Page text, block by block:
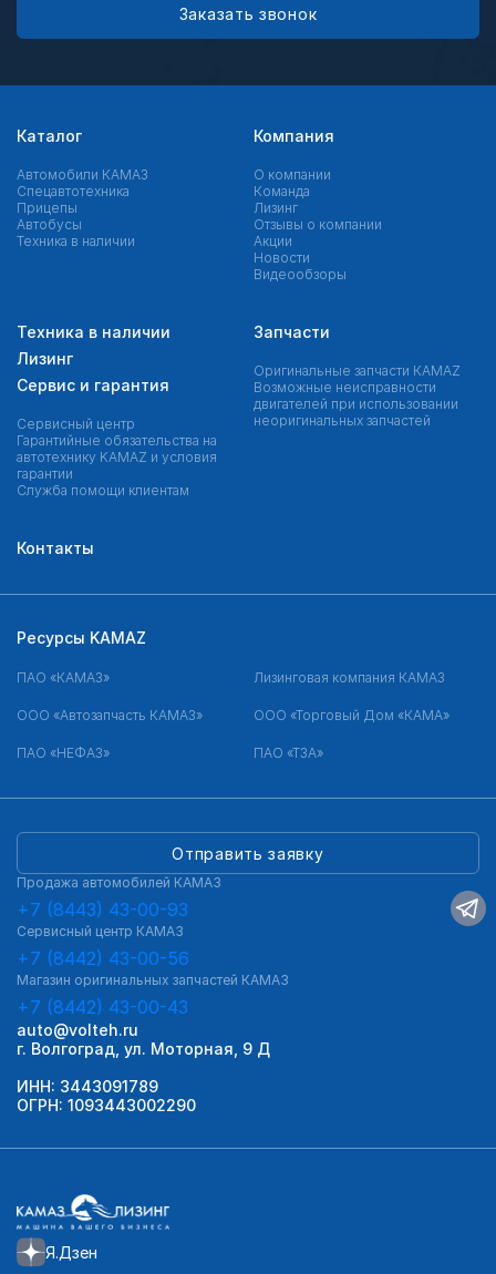
Заказать звонок
Каталог
Автомобили КАМАЗ
Спецавтотехника
Прицепы
Автобусы
Техника в наличии
Компания
О компании
Команда
Лизинг
Отзывы о компании
Акции
Новости
Видеообзоры
Техника в наличии
Лизинг
Сервис и гарантия
Сервисный центр
Гарантийные обязательства на
автотехнику KAMAZ и условия
гарантии
Служба помощи клиентам
Запчасти
Оригинальные запчасти КAMAZ
Возможные неисправности
двигателей при использовании
неоригинальных запчастей
Контакты
Я.Дзен
Отправить заявку
Продажа автомобилей КАМАЗ
+7 (8443) 43-00-93
Сервисный центр КАМАЗ
+7 (8442) 43-00-56
Магазин оригинальных запчастей КАМАЗ
+7 (8442) 43-00-43
auto@volteh.ru
г. Волгоград, ул. Моторная, 9 Д
ИНН: 3443091789
ОГРН: 1093443002290
Ресурсы KAMAZ
ПАО «КАМАЗ» Лизинговая компания КАМАЗ
ООО «Автозапчасть КАМАЗ» ООО «Торговый Дом «КАМА»
ПАО «НЕФАЗ» ПАО «ТЗА»